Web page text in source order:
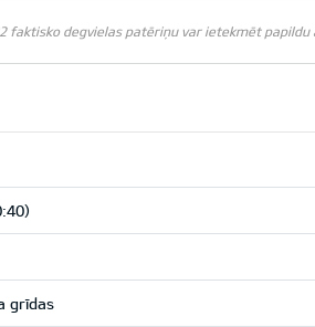
faktisko degvielas patēriņu var ietekmēt
grīdas